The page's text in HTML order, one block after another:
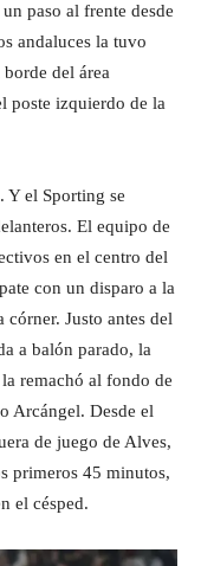
paso al frente desde
andaluces la tuvo
del área
poste izquierdo de la
Y el Sporting se
El equipo de
en el centro del
con un disparo a la
Justo antes del
a balón parado, la
remachó al fondo de
Arcángel. Desde el
de juego de Alves,
primeros 45 minutos,
el césped.